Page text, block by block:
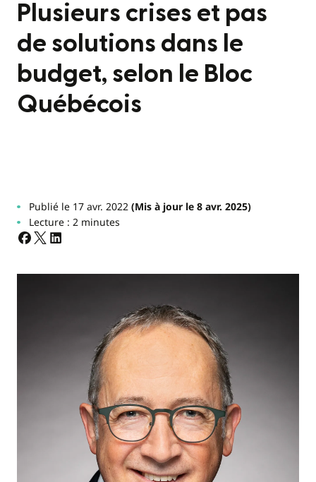
Plusieurs crises et pas
de solutions dans le
budget, selon le Bloc
Québécois
Publié le 17 avr. 2022(Mis à jour le 8 avr. 2025)
Lecture : 2 minutes